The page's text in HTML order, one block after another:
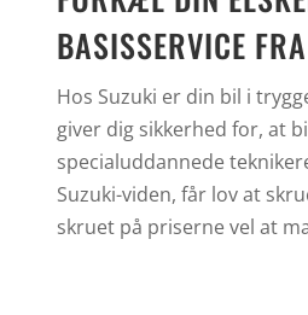
BASISSERVICE
Hos Suzuki er din bil i
giver dig sikkerhed for, at
specialuddannede
Suzuki-viden, får lov at
skruet på priserne vel at